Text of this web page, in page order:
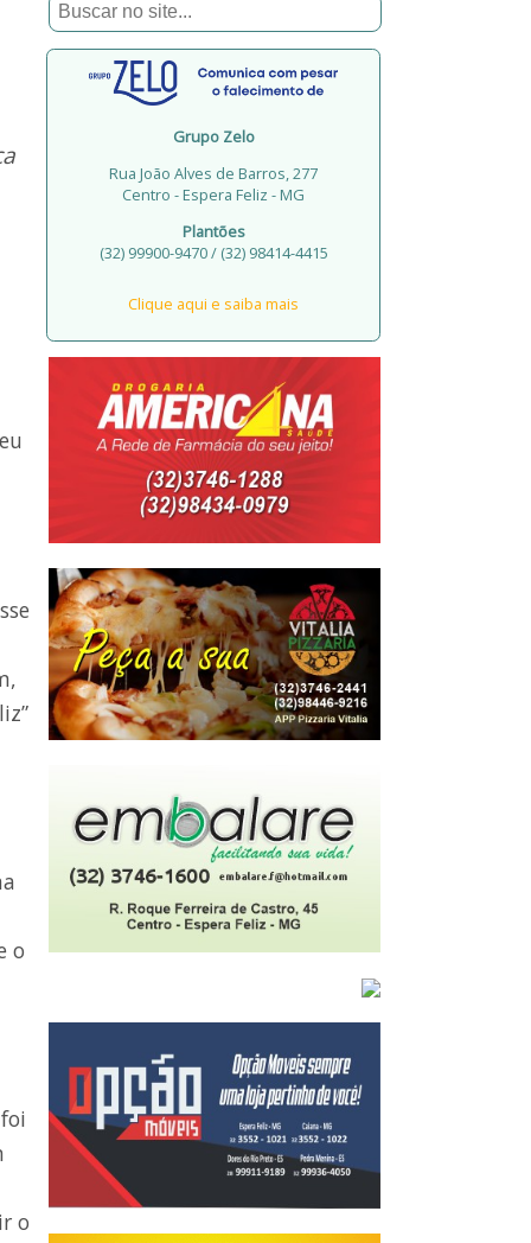
o
o
Grupo Zelo
Rua João Alves de Barros, 277
Centro - Espera Feliz - MG
Plantões
(32) 99900-9470 / (32) 98414-4415
Clique aqui e saiba mais